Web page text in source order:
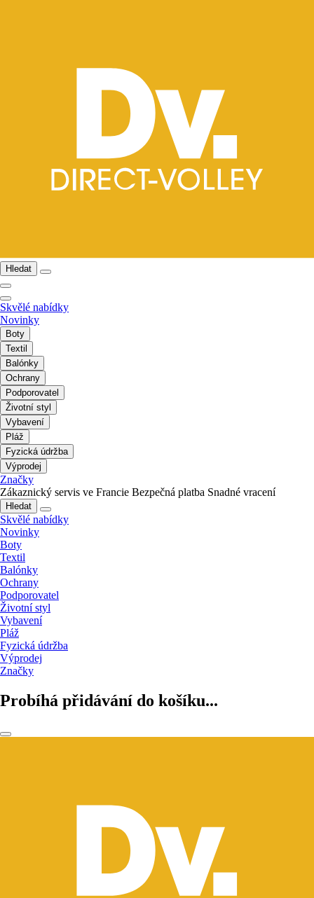
Hledat
Skvělé nabídky
Novinky
Boty
Textil
Balónky
Ochrany
Podporovatel
Životní styl
Vybavení
Pláž
Fyzická údržba
Výprodej
Značky
Zákaznický servis ve Francie Bezpečná platba Snadné vracení
Hledat
Skvělé nabídky
Novinky
Boty
Textil
Balónky
Ochrany
Podporovatel
Životní styl
Vybavení
Pláž
Fyzická údržba
Výprodej
Značky
Probíhá přidávání do košíku...